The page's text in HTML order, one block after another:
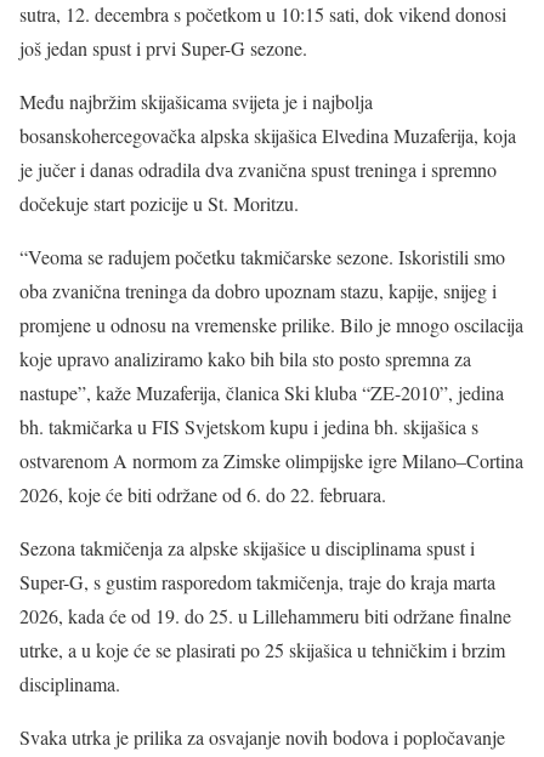
sutra, 12. decembra s početkom u 10:15 sati, dok vikend donosi
još jedan spust i prvi Super-G sezone.
Među najbržim skijašicama svijeta je i najbolja
bosanskohercegovačka alpska skijašica Elvedina Muzaferija, koja
je jučer i danas odradila dva zvanična spust treninga i spremno
dočekuje start pozicije u St. Moritzu.
“Veoma se radujem početku takmičarske sezone. Iskoristili smo
oba zvanična treninga da dobro upoznam stazu, kapije, snijeg i
promjene u odnosu na vremenske prilike. Bilo je mnogo oscilacija
koje upravo analiziramo kako bih bila sto posto spremna za
nastupe”, kaže Muzaferija, članica Ski kluba “ZE-2010”, jedina
bh. takmičarka u FIS Svjetskom kupu i jedina bh. skijašica s
ostvarenom A normom za Zimske olimpijske igre Milano–Cortina
2026, koje će biti održane od 6. do 22. februara.
Sezona takmičenja za alpske skijašice u disciplinama spust i
Super-G, s gustim rasporedom takmičenja, traje do kraja marta
2026, kada će od 19. do 25. u Lillehammeru biti održane finalne
utrke, a u koje će se plasirati po 25 skijašica u tehničkim i brzim
disciplinama.
Svaka utrka je prilika za osvajanje novih bodova i popločavanje